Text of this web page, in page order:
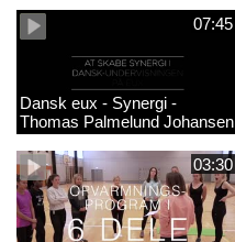
07:45
Dansk eux - Synergi -
Thomas Palmelund Johansen
03:30